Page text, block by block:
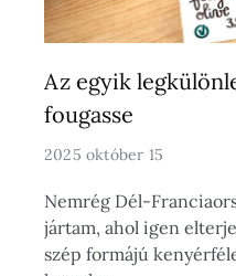
Az egyik
fougasse
2025 október 15
Nemrég Dél-
jártam, ahol igen
szép formájú